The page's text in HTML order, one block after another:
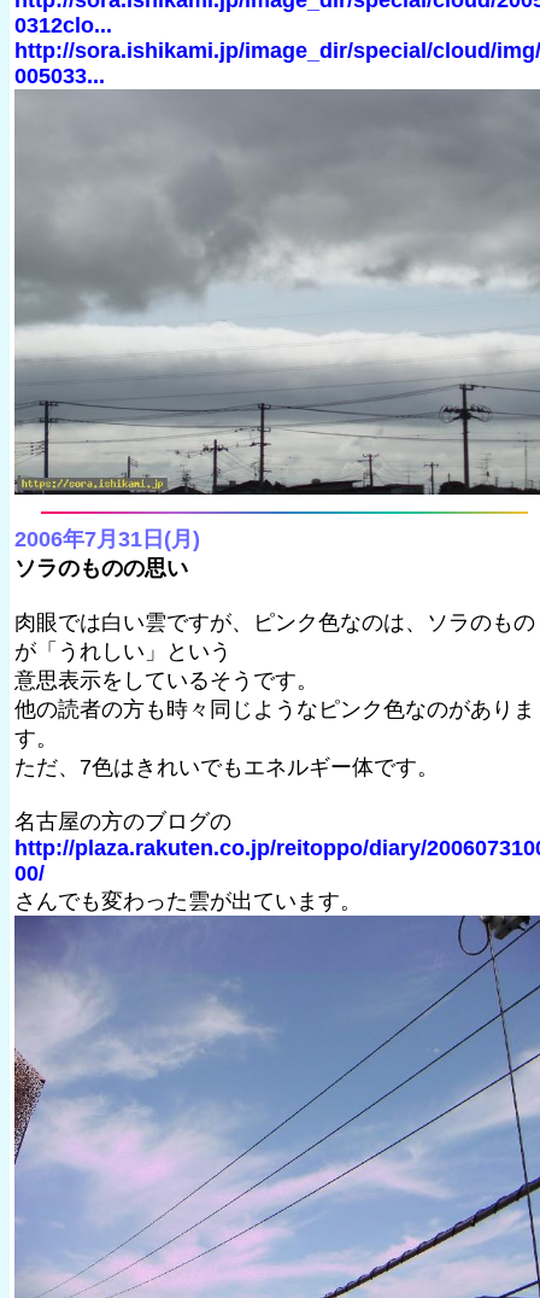
0312clo...
http://sora.ishikami.jp/image_dir/special/cloud/
005033...
2006年7月31日(月)
ソラのものの思い
肉眼では白い雲ですが、ピンク色なのは、ソラのもの
が「うれしい」という
意思表示をしているそうです。
他の読者の方も時々同じようなピンク色なのがありま
す。
ただ、7色はきれいでもエネルギー体です。
名古屋の方のブログの
http://plaza.rakuten.co.jp/reitoppo/diary/
00/
さんでも変わった雲が出ています。